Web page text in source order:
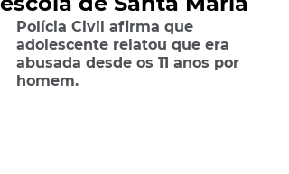
Polícia Civil afirma que
adolescente relatou que era
abusada desde os 11 anos por
homem.